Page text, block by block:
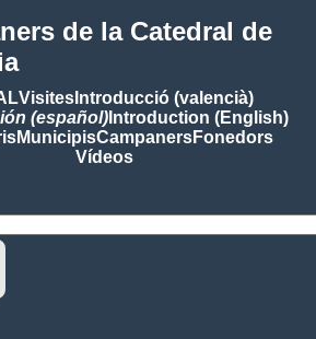
de la Catedral de
VisitesIntroducció (valencià)
(español)Introduction (English)
MunicipisCampanersFonedors
Vídeos